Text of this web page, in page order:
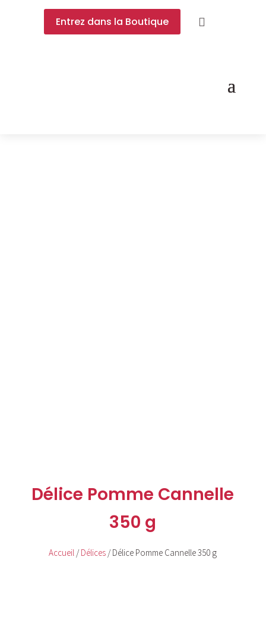
Entrez dans la Boutique 
Délice Pomme Cannelle
350 g
Accueil /Délices / Délice Pomme Cannelle 350 g